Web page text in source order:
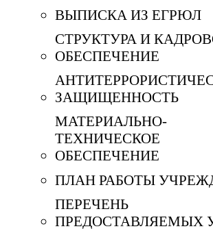
ВЫПИСКА ИЗ ЕГРЮЛ
СТРУКТУРА И
ОБЕСПЕЧЕНИЕ
ЗАЩИЩЕННОСТЬ
МАТЕРИАЛЬНО-
ТЕХНИЧЕСКОЕ
ОБЕСПЕЧЕНИЕ
ПЛАН РАБОТЫ
ПЕРЕЧЕНЬ
ПРЕДОСТАВЛЯЕМЫХ